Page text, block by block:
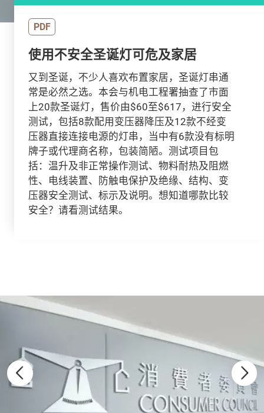
PDF
使用不安全圣诞灯可危及家居
又到圣诞，不少人喜欢布置家居，圣诞灯串通
常是必然之选。本会与机电工程署抽查了市面
上20款圣诞灯，售价由$60至$617，进行安全
测试，包括8款配用变压器降压及12款不经变
压器直接连接电源的灯串，当中有6款没有标明
牌子或代理商名称，包装简陋。测试项目包
括：温升及非正常操作测试、物料耐热及阻燃
性、电线装置、防触电保护及绝缘、结构、变
压器安全测试、标示及说明。想知道哪款比较
安全？请看测试结果。